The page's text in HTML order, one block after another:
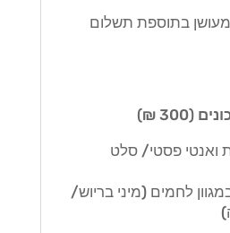
מעושן בתוספת תשלום
(300 ₪)
ואנטי פסטי/ סלט
לחמים (מיני בריוש/